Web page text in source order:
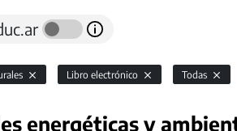
Libro electrónico Todas
energéticas y